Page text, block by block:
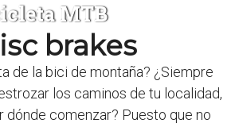
MTB
brakes
de la bici de montaña? ¿Siempre
los caminos de tu localidad,
dónde comenzar? Puesto que no